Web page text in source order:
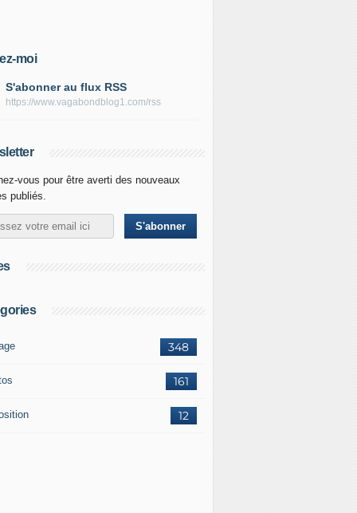
moi
S'abonner au flux RSS
https://www.vagabondblog1.com/rss
vous pour être averti des nouveaux
publiés.
348
161
12